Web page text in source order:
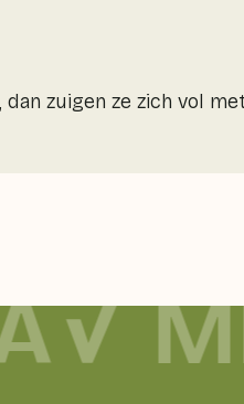
zuigen ze zich vol